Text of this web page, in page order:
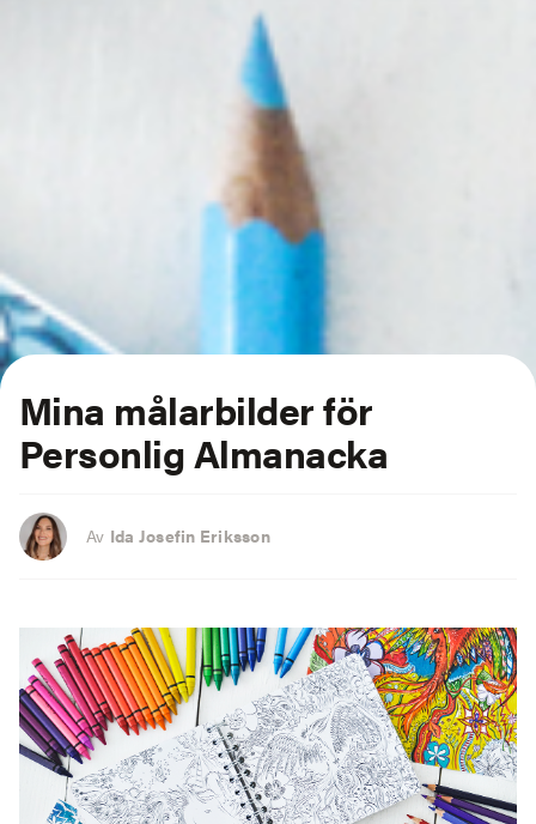
Mina målarbilder för
Personlig Almanacka
Av Ida Josefin Eriksson